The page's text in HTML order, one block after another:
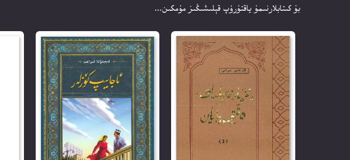
بۇ كىتابلارنىمۇ ياقتۇرۇپ قېلىشىڭىز مۇمكىن...